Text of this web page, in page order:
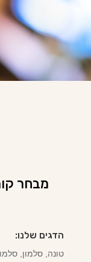
מבחר
הדגים שלנו:
טונה, סלמון,